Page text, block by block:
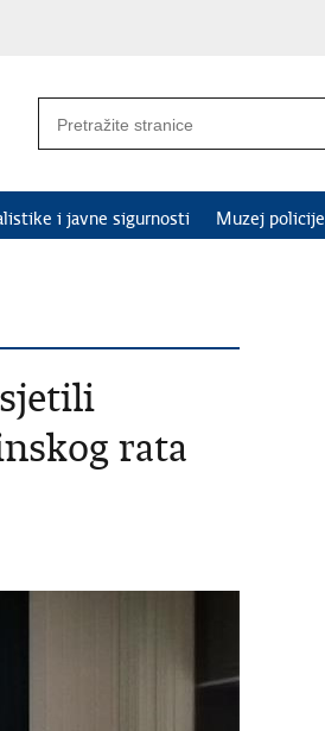
i javne sigurnosti Muzej policije
rata